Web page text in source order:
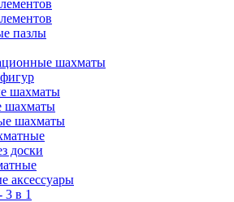
пазлы
шахматы
шахматы
шахматы
шахматы
доски
аксессуары
в 1